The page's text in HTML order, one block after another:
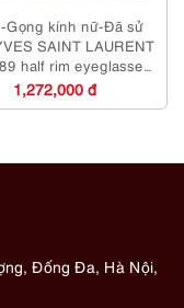
Gọng kính nữ-Đã sử
SAINT LAURENT
half rim eyeglasses
frame
1,272,000 đ
Đống Đa, Hà Nội,